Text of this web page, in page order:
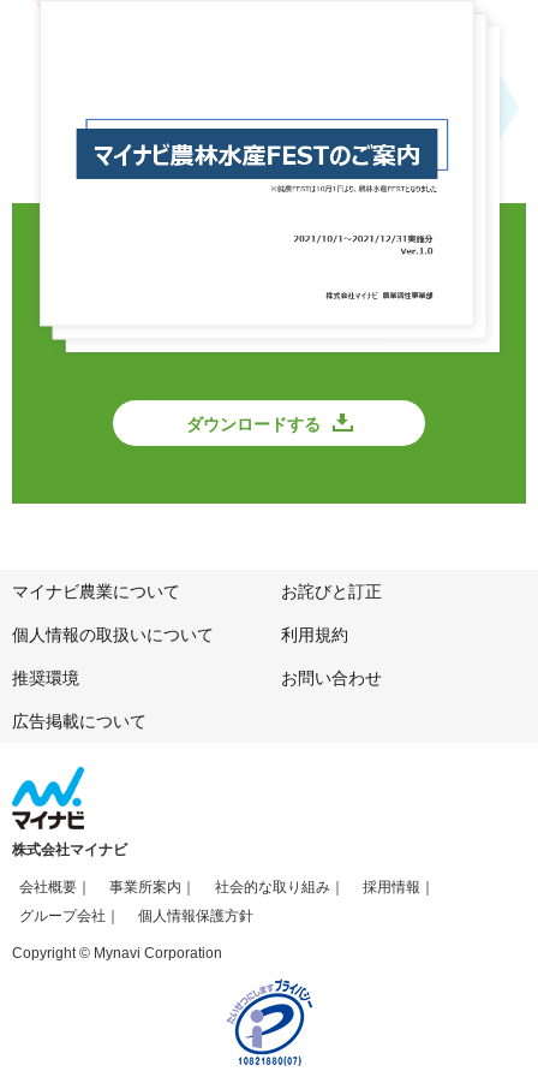
ダウンロードする
マイナビ農業について お詫びと訂正
個人情報の取扱いについて 利用規約
推奨環境 お問い合わせ
広告掲載について
株式会社マイナビ
会社概要 事業所案内 社会的な取り組み
採用情報
グループ会社
個人情報保護方針
Copyright © Mynavi Corporation